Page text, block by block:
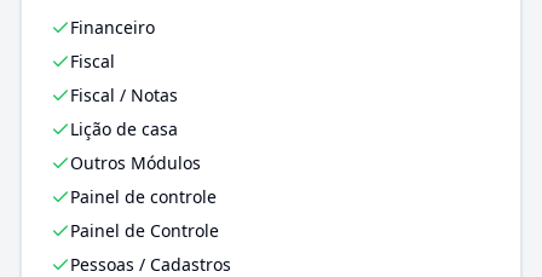
Financeiro
Fiscal
Fiscal / Notas
Lição de casa
Outros Módulos
Painel de controle
Painel de Controle
Pessoas / Cadastros